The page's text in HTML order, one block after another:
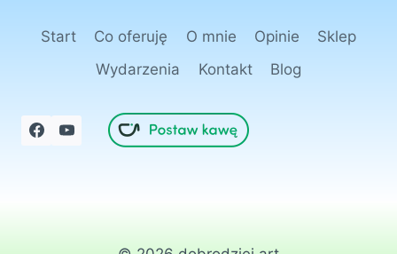
Start Co oferuję O mnie Opinie
Sklep
Wydarzenia
Kontakt Blog